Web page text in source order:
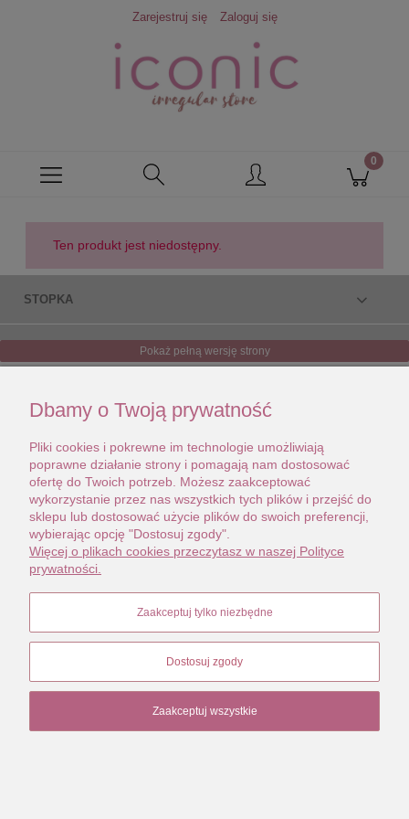
Zarejestruj się Zaloguj się
Ten produkt jest niedostępny.
STOPKA
Pokaż pełną wersję strony
Dbamy o Twoją prywatność
Pliki cookies i pokrewne im technologie umożliwiają
poprawne działanie strony i pomagają nam dostosować
ofertę do Twoich potrzeb. Możesz zaakceptować
wykorzystanie przez nas wszystkich tych plików i przejść do
sklepu lub dostosować użycie plików do swoich preferencji,
wybierając opcję "Dostosuj zgody".
Więcej o plikach cookies przeczytasz w naszej Polityce
prywatności.
Zaakceptuj tylko niezbędne
Dostosuj zgody
Zaakceptuj wszystkie